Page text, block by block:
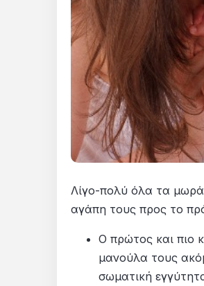
Λίγο-πολύ όλα τα μωρά
αγάπη τους προς το
Ο πρώτος και πιο
μανούλα τους
σωματική